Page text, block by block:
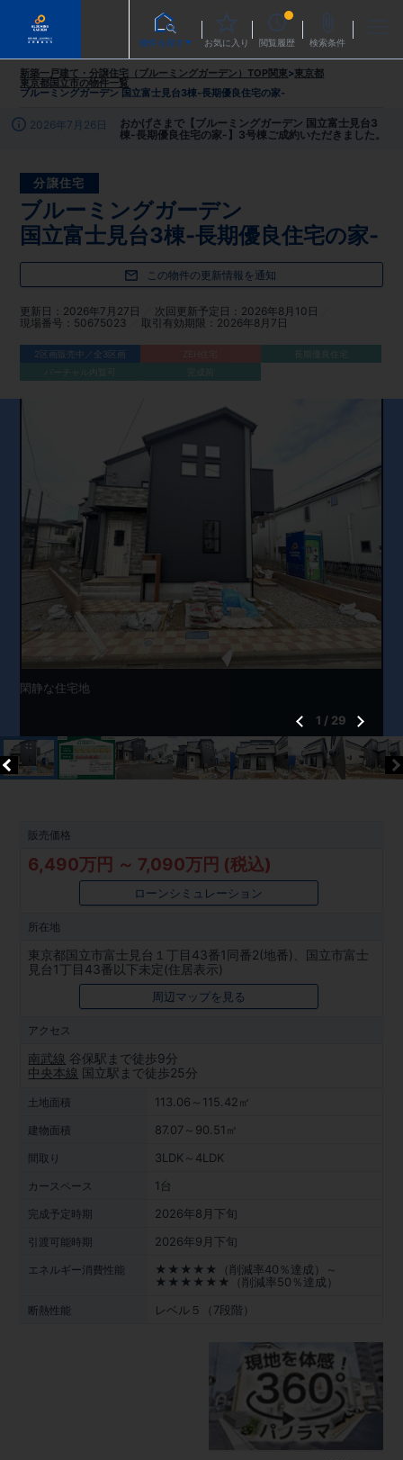
物件を探す お気に入り 閲覧履歴 検索条件
新築一戸建て・分譲住宅（ブルーミングガーデン）TOP関東>東京都
東京都国立市の物件一覧
ブルーミングガーデン 国立富士見台3棟-長期優良住宅の家-
2026年7月26日
おかげさまで【ブルーミングガーデン 国立富士見台3
棟-長期優良住宅の家-】3号棟ご成約いただきました。
分譲住宅
ブルーミングガーデン
国立富士見台3棟-長期優良住宅の家-
この物件の更新情報を通知
更新日 2026年7月27日 次回更新予定日
2026年8月10日
現場番号
50675023 取引有効期限 2026年8月7日
2区画販売中／全3区画
長期優良住宅
バーチャル内覧可
完成前
販売価格
6,490万円 ～ 7,090万円 (税込)
ローンシミュレーション
所在地
東京都国立市富士見台１丁目43番1同番2(地番)、国立市富士
見台1丁目43番以下未定(住居表示)
周辺マップを見る
アクセス
南武線 谷保駅まで徒歩9分
中央本線 国立駅まで徒歩25分
土地面積 113.06～115.42㎡
建物面積 87.07～90.51㎡
間取り 3LDK～4LDK
カースペース 1台
完成予定時期 2026年8月下旬
引渡可能時期 2026年9月下旬
エネルギー消費性能
★★★★★（削減率40％達成）～
★★★★★★（削減率50％達成）
断熱性能 レベル５（7段階）
閑静な住宅地
1 / 29